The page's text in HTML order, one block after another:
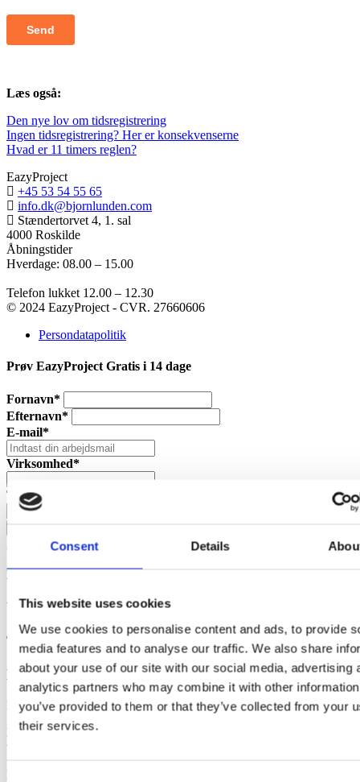
Consent Details
This website uses cookies
We use cookies to personalise content and ads, to provide
media features and to analyse our traffic. We also share
about your use of our site with our social media, advertising
analytics partners who may combine it with other
you’ve provided to them or that they’ve collected from your
their services.
Læs også:
Den nye lov om tidsregistrering
Ingen tidsregistrering? Her er konsekvenserne
Hvad er 11 timers reglen?
EazyProject
+45 53 54 55 65
info.dk@bjornlunden.com
Stændertorvet 4, 1. sal
4000 Roskilde
Åbningstider
Hverdage: 08.00 – 15.00
Telefon lukket 12.00 – 12.30
© 2024 EazyProject - CVR. 27660606
Persondatapolitik
Prøv EazyProject Gratis i 14 dage
Fornavn*
Efternavn*
E-mail*
Virksomhed*
Telefon
Sådan behandler vi dine persondata
Din demo-løsning oprettes
Vent venligst ...
Tillykke - din demo-løsning er klar
Login sendes til din email indenfor 5 minutter
Et link med login til din demo-løsning er nu sendt til din mail.
Har du spørgsmål er du altid velkommen til at kontakte os på
telefon: + 45 53 54 55 65 eller e-mail info.dk@bjornlunden.com.
Rigtig god fornøjelse..